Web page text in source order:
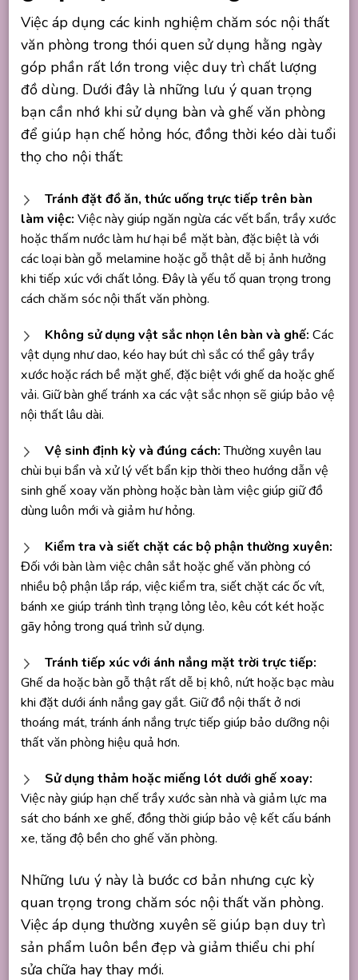
Việc áp dụng các kinh nghiệm chăm sóc nội thất
văn phòng trong thói quen sử dụng hằng ngày
góp phần rất lớn trong việc duy trì chất lượng
đồ dùng. Dưới đây là những lưu ý quan trọng
bạn cần nhớ khi sử dụng bàn và ghế văn phòng
để giúp hạn chế hỏng hóc, đồng thời kéo dài tuổi
thọ cho nội thất:
Tránh đặt đồ ăn, thức uống trực tiếp trên bàn
làm việc: Việc này giúp ngăn ngừa các vết bẩn, trầy xước
hoặc thấm nước làm hư hại bề mặt bàn, đặc biệt là với
các loại bàn gỗ melamine hoặc gỗ thật dễ bị ảnh hưởng
khi tiếp xúc với chất lỏng. Đây là yếu tố quan trọng trong
cách chăm sóc nội thất văn phòng.
Không sử dụng vật sắc nhọn lên bàn và ghế: Các
vật dụng như dao, kéo hay bút chì sắc có thể gây trầy
xước hoặc rách bề mặt ghế, đặc biệt với ghế da hoặc ghế
vải. Giữ bàn ghế tránh xa các vật sắc nhọn sẽ giúp bảo vệ
nội thất lâu dài.
Vệ sinh định kỳ và đúng cách:Thường xuyên lau
chùi bụi bẩn và xử lý vết bẩn kịp thời theo hướng dẫn vệ
sinh ghế xoay văn phòng hoặc bàn làm việc giúp giữ đồ
dùng luôn mới và giảm hư hỏng.
Kiểm tra và siết chặt các bộ phận thường xuyên:
Đối với bàn làm việc chân sắt hoặc ghế văn phòng có
nhiều bộ phận lắp ráp, việc kiểm tra, siết chặt các ốc vít,
bánh xe giúp tránh tình trạng lỏng lẻo, kêu cót két hoặc
gãy hỏng trong quá trình sử dụng.
Tránh tiếp xúc với ánh nắng mặt trời trực tiếp:
Ghế da hoặc bàn gỗ thật rất dễ bị khô, nứt hoặc bạc màu
khi đặt dưới ánh nắng gay gắt. Giữ đồ nội thất ở nơi
thoáng mát, tránh ánh nắng trực tiếp giúp bảo dưỡng nội
thất văn phòng hiệu quả hơn.
Sử dụng thảm hoặc miếng lót dưới ghế xoay:
Việc này giúp hạn chế trầy xước sàn nhà và giảm lực ma
sát cho bánh xe ghế, đồng thời giúp bảo vệ kết cấu bánh
xe, tăng độ bền cho ghế văn phòng.
Những lưu ý này là bước cơ bản nhưng cực kỳ
quan trọng trong chăm sóc nội thất văn phòng.
Việc áp dụng thường xuyên sẽ giúp bạn duy trì
sản phẩm luôn bền đẹp và giảm thiểu chi phí
sửa chữa hay thay mới.